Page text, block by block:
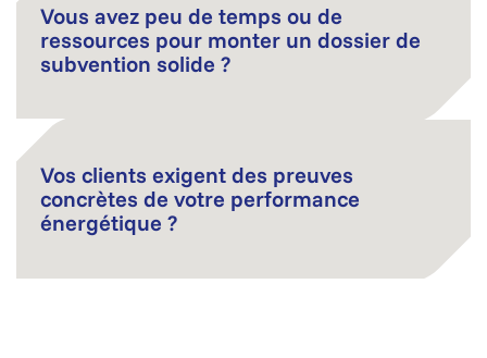
Vous avez peu de temps ou de
ressources pour monter un dossier de
subvention solide ?
Vos clients exigent des preuves
concrètes de votre performance
énergétique ?